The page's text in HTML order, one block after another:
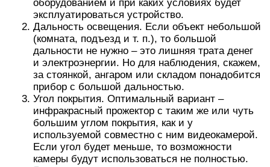
оборудованием и при каких условиях будет
эксплуатироваться устройство.
Дальность освещения. Если объект небольшой
(комната, подъезд и т. п.), то большой
дальности не нужно – это лишняя трата денег
и электроэнергии. Но для наблюдения, скажем,
за стоянкой, ангаром или складом понадобится
прибор с большой дальностью.
Угол покрытия. Оптимальный вариант –
инфракрасный прожектор с таким же или чуть
большим углом покрытия, как и у
используемой совместно с ним видеокамерой.
Если угол будет меньше, то возможности
камеры будут использоваться не полностью.